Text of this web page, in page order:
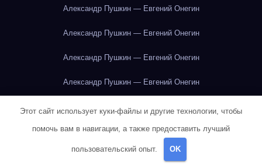
Александр Пушкин — Евгений Онегин
Александр Пушкин — Евгений Онегин
Александр Пушкин — Евгений Онегин
Александр Пушкин — Евгений Онегин
Александр Пушкин — Евгений Онегин
Александр Пушкин — Евгений Онегин
Этот сайт использует куки-файлы и другие технологии, чтобы
помочь вам в навигации, а также предоставить лучший
пользовательский опыт. OK